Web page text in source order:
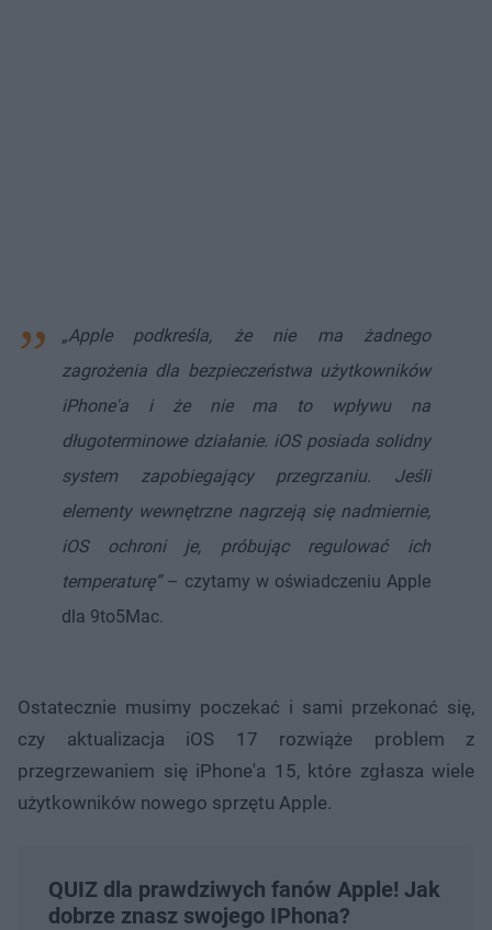
„Apple podkreśla, że nie ma żadnego
zagrożenia dla bezpieczeństwa użytkowników
iPhone'a i że nie ma to wpływu na
długoterminowe działanie. iOS posiada solidny
system zapobiegający przegrzaniu. Jeśli
elementy wewnętrzne nagrzeją się nadmiernie,
iOS ochroni je, próbując regulować ich
temperaturę”– czytamy w oświadczeniu Apple
dla 9to5Mac.
Ostatecznie musimy poczekać i sami przekonać się,
czy aktualizacja iOS 17 rozwiąże problem z
przegrzewaniem się iPhone'a 15, które zgłasza wiele
użytkowników nowego sprzętu Apple.
QUIZ dla prawdziwych fanów Apple! Jak
dobrze znasz swojego IPhona?